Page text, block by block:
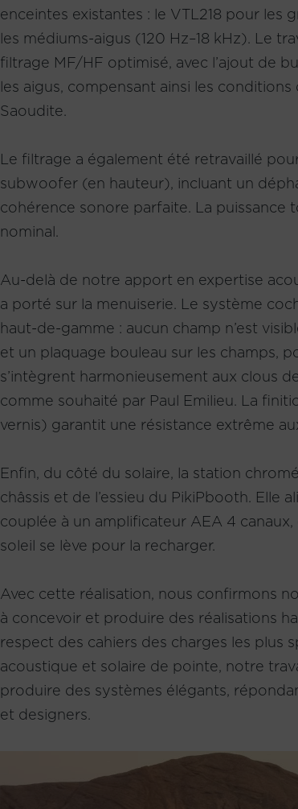
enceintes existantes : le VTL218 pour les
les médiums-aigus (120 Hz–18 kHz). Le
filtrage MF/HF optimisé, avec l’ajout de
les aigus, compensant ainsi les
Saoudite.
Le filtrage a également été retravaillé
subwoofer (en hauteur), incluant un
cohérence sonore parfaite. La
nominal.
Au-delà de notre apport en expertise
a porté sur la menuiserie. Le système
haut-de-gamme : aucun champ n’est
et un plaquage bouleau sur les champs,
s’intègrent harmonieusement aux clous
comme souhaité par Paul Emilieu. La
vernis) garantit une résistance extrême
Enfin, du côté du solaire, la station
châssis et de l’essieu du PikiPbooth. Elle
couplée à un amplificateur AEA 4
soleil se lève pour la recharger.
Avec cette réalisation, nous confirmons
à concevoir et produire des réalisations
respect des cahiers des charges les plus
acoustique et solaire de pointe, notre
produire des systèmes élégants,
et designers.